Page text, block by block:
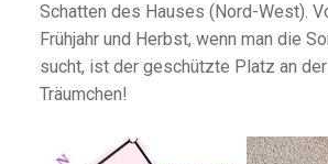
Schatten des Hauses (Nord-West).
Frühjahr und Herbst, wenn man die
sucht, ist der geschützte Platz an
Träumchen!